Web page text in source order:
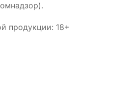
продукции: 18+